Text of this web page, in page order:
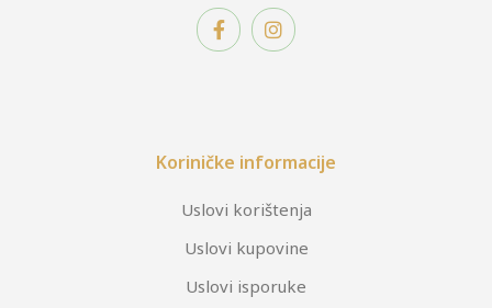
Koriničke informacije
Uslovi korištenja
Uslovi kupovine
Uslovi isporuke